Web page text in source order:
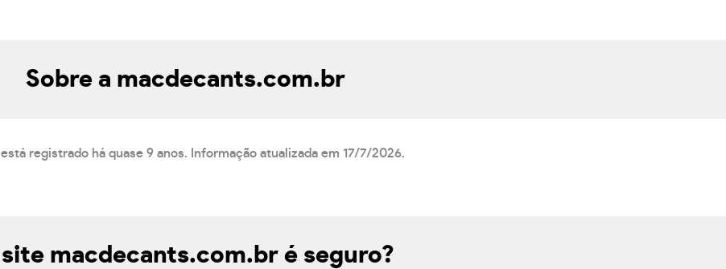
Sobre a macdecants.com.br
registrado há quase 9 anos. Informação atualizada em 17/7/2026.
macdecants.com.br é seguro?